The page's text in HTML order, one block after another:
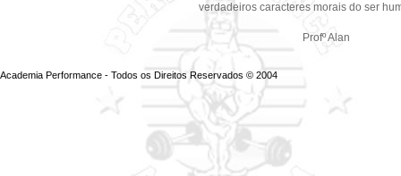
verdadeiros caracteres morais do ser
Profº Alan
Academia Performance - Todos os Direitos Reservados © 2004